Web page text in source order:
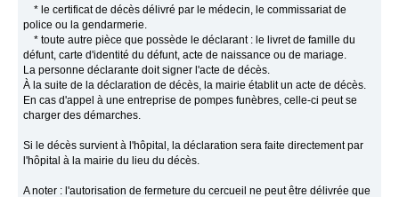
* le certificat de décès délivré par le médecin, le commissariat de
police ou la gendarmerie.
* toute autre pièce que possède le déclarant : le livret de famille du
défunt, carte d'identité du défunt, acte de naissance ou de mariage.
La personne déclarante doit signer l'acte de décès.
À la suite de la déclaration de décès, la mairie établit un acte de décès.
En cas d'appel à une entreprise de pompes funèbres, celle-ci peut se
charger des démarches.
Si le décès survient à l'hôpital, la déclaration sera faite directement par
l'hôpital à la mairie du lieu du décès.
A noter : l'autorisation de fermeture du cercueil ne peut être délivrée que